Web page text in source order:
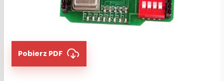
Pobierz PDF